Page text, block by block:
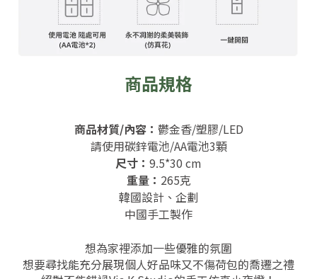
商品規格
商品材質/內容： 鬱金香/塑膠/LED
請使用碳鋅電池/AA電池3顆
尺寸： 9.5*30 cm
重量： 265克
韓國設計、企劃
中國手工製作
想為家裡添加一些優雅的氛圍
想要尋找能充分展現個人好品味又不傷荷包的喬遷之禮